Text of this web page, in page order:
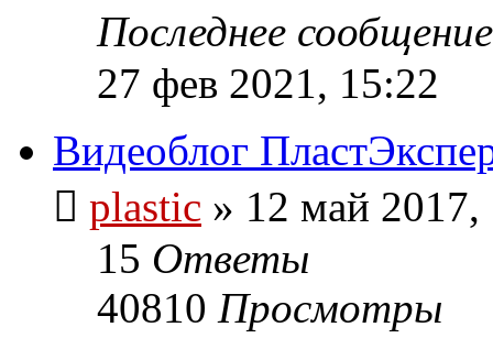
Последнее
27 фев 2021, 15:22
Видеоблог
plastic » 12 май 2017,
15 Ответы
40810 Просмотры